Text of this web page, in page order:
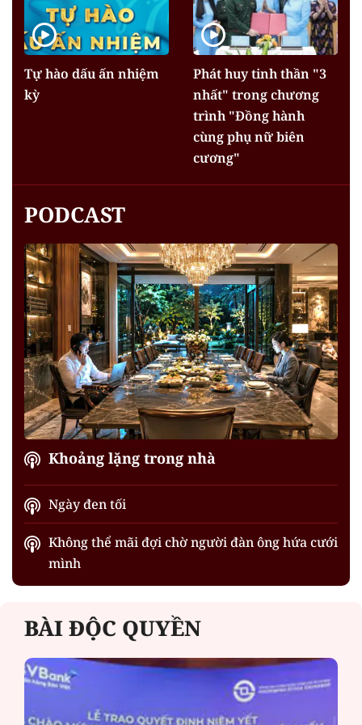
Tự hào dấu ấn nhiệm
kỳ
Phát huy tinh thần "3
nhất" trong chương
trình "Đồng hành
cùng phụ nữ biên
cương"
PODCAST
Khoảng lặng trong nhà
Ngày đen tối
Không thể mãi đợi chờ người đàn ông hứa cưới
mình
BÀI ĐỘC QUYỀN